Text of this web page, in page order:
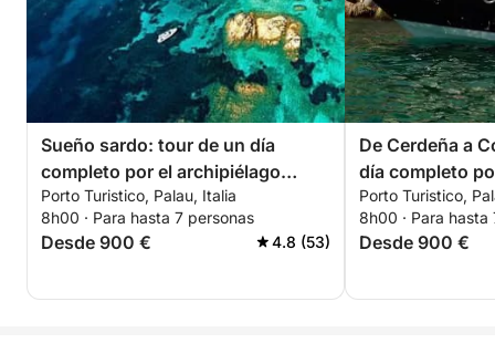
Sueño sardo: tour de un día
completo por el archipiélago
desde Palau hasta Budelli
Porto Turistico, Palau, Italia
8h00 · Para hasta 7 personas
Desde 900 € 4.8 (53)
De Cerdeña a
día completo
islas
Porto Turistico,
8h00 · Para hasta
Desde 900 €